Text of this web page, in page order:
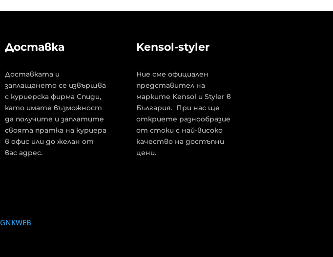
Доставка
Доставката и
заплащането се извършва
с куриерска фирма Спиди,
като имате възможност
да получите и заплатите
своята пратка на куриера
в офис или до желан от
вас адрес.
Kensol-styler
Ние сме официален
представител на
марките Kensol и Styler в
България. При нас ще
откриете разнообразие
от стоки с най-високо
качество на достъпни
цени.
GNKWEB